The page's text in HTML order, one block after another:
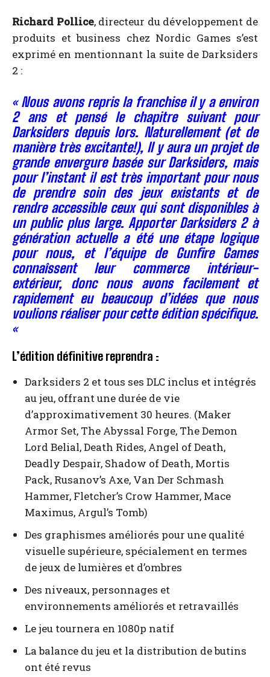
Richard Pollice, directeur du développement de
produits et business chez Nordic Games s’est
exprimé en mentionnant la suite de Darksiders
2 :
«Nous avons repris la franchise il y a environ
2 ans et pensé le chapitre suivant pour
Darksiders depuis lors. Naturellement (et de
manière très excitante!), Il y aura un projet de
grande envergure basée sur Darksiders, mais
pour l’instant il est très important pour nous
de prendre soin des jeux existants et de
rendre accessible ceux qui sont disponibles à
un public plus large. Apporter Darksiders 2 à
génération actuelle a été une étape logique
pour nous, et
l’équipe
de Gunfire Games
connaîssent leur
commerce
intérieur-
extérieur, donc nous avons facilement et
rapidement eu beaucoup d’idées que nous
voulions réaliser pour cette édition spécifique.
«
L’édition définitive reprendra :
Darksiders 2 et tous ses DLC inclus et intégrés
au jeu, offrant une durée de vie
d’approximativement 30 heures. (Maker
Armor Set, The Abyssal Forge, The Demon
Lord Belial, Death Rides, Angel of Death,
Deadly Despair, Shadow of Death, Mortis
Pack, Rusanov’s Axe, Van Der Schmash
Hammer, Fletcher’s Crow Hammer, Mace
Maximus, Argul’s Tomb)
Des graphismes améliorés pour une qualité
visuelle supérieure, spécialement en termes
de jeux de lumières et d’ombres
Des niveaux, personnages et
environnements améliorés et retravaillés
Le jeu tournera en 1080p natif
La balance du jeu et la distribution de butins
ont été revus